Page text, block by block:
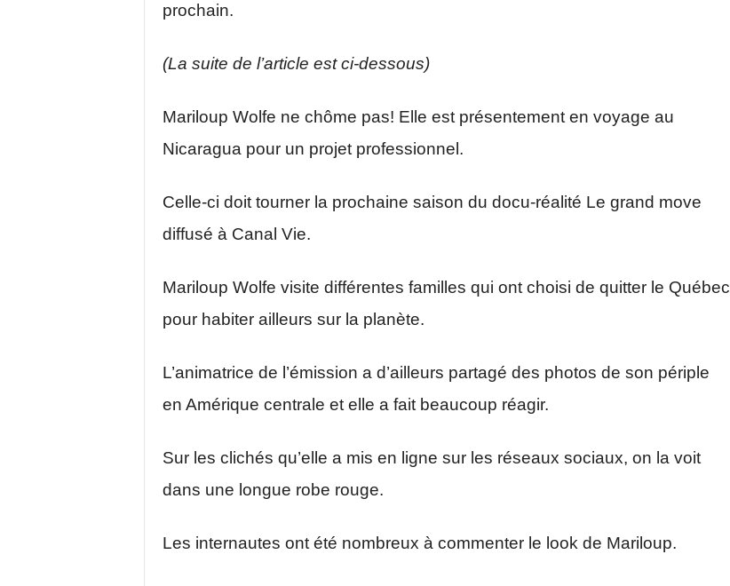
prochain.
(La suite de l’article est ci-dessous)
Mariloup Wolfe ne chôme pas! Elle est présentement en voyage au
Nicaragua pour un projet professionnel.
Celle-ci doit tourner la prochaine saison du docu-réalité Le grand move
diffusé à Canal Vie.
Mariloup Wolfe visite différentes familles qui ont choisi de quitter le Québec
pour habiter ailleurs sur la planète.
L’animatrice de l’émission a d’ailleurs partagé des photos de son périple
en Amérique centrale et elle a fait beaucoup réagir.
Sur les clichés qu’elle a mis en ligne sur les réseaux sociaux, on la voit
dans une longue robe rouge.
Les internautes ont été nombreux à commenter le look de Mariloup.